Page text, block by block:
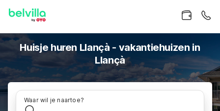
Huisje huren Llançà - vakantiehuizen in
Llançà
Waar wil je naartoe?